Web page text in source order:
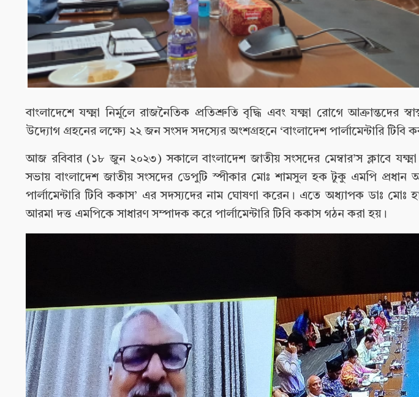
বাংলাদেশে যক্ষ্মা নির্মূলে রাজনৈতিক প্রতিশ্রুতি বৃদ্ধি এবং যক্ষ্মা রোগে আক্রান্তদের
উদ্যোগ গ্রহনের লক্ষ্যে ২২ জন সংসদ সদস্যের অংশগ্রহনে ‘বাংলাদেশ পার্লামেন্টারি টিবি
আজ রবিবার (১৮ জুন ২০২৩) সকালে বাংলাদেশ জাতীয় সংসদের মেম্বার’স ক্লাবে
সভায় বাংলাদেশ জাতীয় সংসদের ডেপুটি স্পীকার মোঃ শামসুল হক টুকু এমপি প্রধান
পার্লামেন্টারি টিবি ককাস’ এর সদস্যদের নাম ঘোষণা করেন। এতে অধ্যাপক ডাঃ মোঃ
আরমা দত্ত এমপিকে সাধারণ সম্পাদক করে পার্লামেন্টারি টিবি ককাস গঠন করা হয়।